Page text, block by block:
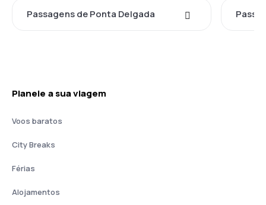
Passagens de Ponta Delgada
Planeie a sua viagem
Voos baratos
City Breaks
Férias
Alojamentos